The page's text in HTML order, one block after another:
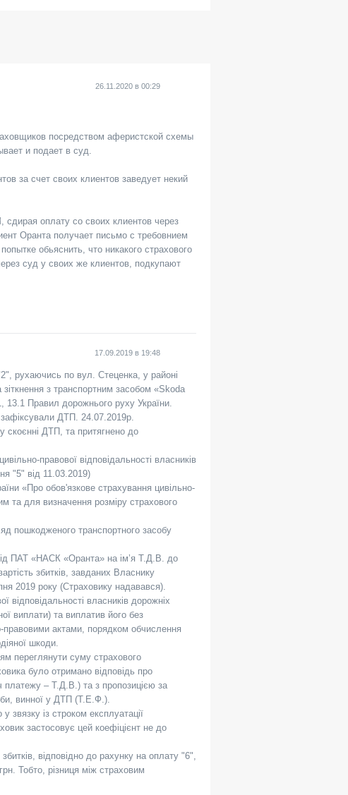
26.11.2020 в 00:29
посредством аферистской схемы
и подает в суд.
за счет своих клиентов заведует некий
оплату со своих клиентов через
Оранта получает письмо с требовнием
обьяснить, что никакого страхового
суд у своих же клиентов, подкупают
17.09.2019 в 19:48
рухаючись по вул. Стеценка, у районі
з транспортним засобом «Skoda
Правил дорожнього руху України.
зафіксували ДТП. 24.07.2019р.
ДТП, та притягнено до
правової відповідальності власників
"5" від 11.03.2019)
«Про обов'язкове страхування цивільно-
та для визначення розміру страхового
пошкодженого транспортного засобу
ПАТ «НАСК «Оранта» на ім’я Т.Д.В. до
збитків, завданих Власнику
2019 року (Страховику надавався).
відповідальності власників дорожніх
виплати) та виплатив його без
правовими актами, порядком обчислення
шкоди.
переглянути суму страхового
було отримано відповідь про
платежу – Т.Д.В.) та з пропозицією за
винної у ДТП (Т.Е.Ф.).
із строком експлуатації
застосовує цей коефіцієнт не до
відповідно до рахунку на оплату "6",
Тобто, різниця між страховим